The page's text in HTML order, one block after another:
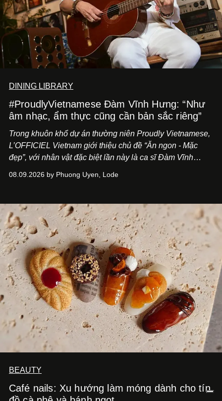
DINING LIBRARY
#ProudlyVietnamese Đàm Vĩnh Hưng: “Như
âm nhạc, ẩm thực cũng cần bản sắc riêng”
Trong khuôn khổ dự án thường niên Proudly Vietnamese,
L’OFFICIEL Vietnam giới thiệu chủ đề “Ăn ngon - Mặc
đẹp”, với nhân vật đặc biệt lần này là ca sĩ Đàm Vĩnh
Cà Phê Cà Pháo mang dấu ấn Indochine hoài niệm, thu
08.09.2026 by Phuong Uyen, Lode
BEAUTY
Café nails: Xu hướng làm móng dành cho tín